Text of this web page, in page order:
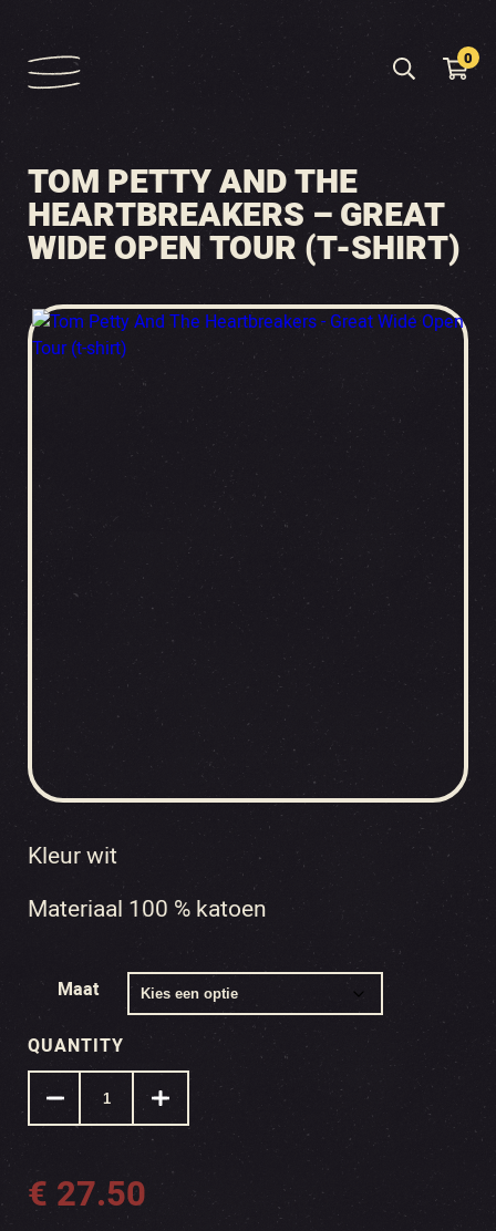
0
TOM PETTY AND THE
HEARTBREAKERS – GREAT
WIDE OPEN TOUR (T-SHIRT)
Kleur wit
Materiaal 100 % katoen
Maat
QUANTITY
€ 27.50